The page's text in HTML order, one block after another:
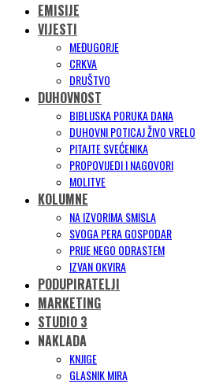
EMISIJE
VIJESTI
MEĐUGORJE
CRKVA
DRUŠTVO
DUHOVNOST
BIBLIJSKA PORUKA DANA
DUHOVNI POTICAJ ŽIVO VRELO
PITAJTE SVEĆENIKA
PROPOVIJEDI I NAGOVORI
MOLITVE
KOLUMNE
NA IZVORIMA SMISLA
SVOGA PERA GOSPODAR
PRIJE NEGO ODRASTEM
IZVAN OKVIRA
PODUPIRATELJI
MARKETING
STUDIO 3
NAKLADA
KNJIGE
GLASNIK MIRA